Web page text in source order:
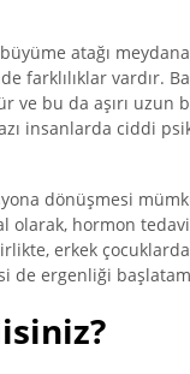
atağı
farklılıklar vardır.
ve bu da aşırı uzun
insanlarda ciddi
dönüşmesi
hormon
erkek
de ergenliği